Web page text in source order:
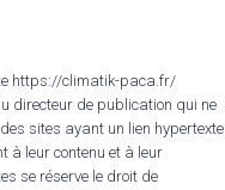
https://climatik-paca.fr/
directeur de publication qui ne
sites ayant un lien hypertexte
à leur contenu et à leur
se réserve le droit de